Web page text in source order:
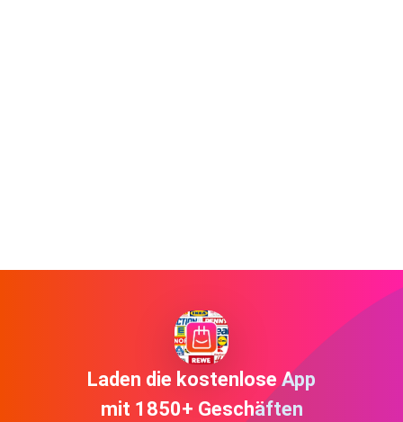
Laden die kostenlose App
mit 1850+ Geschäften